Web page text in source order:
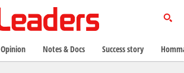
Opinion Notes & Docs Success story